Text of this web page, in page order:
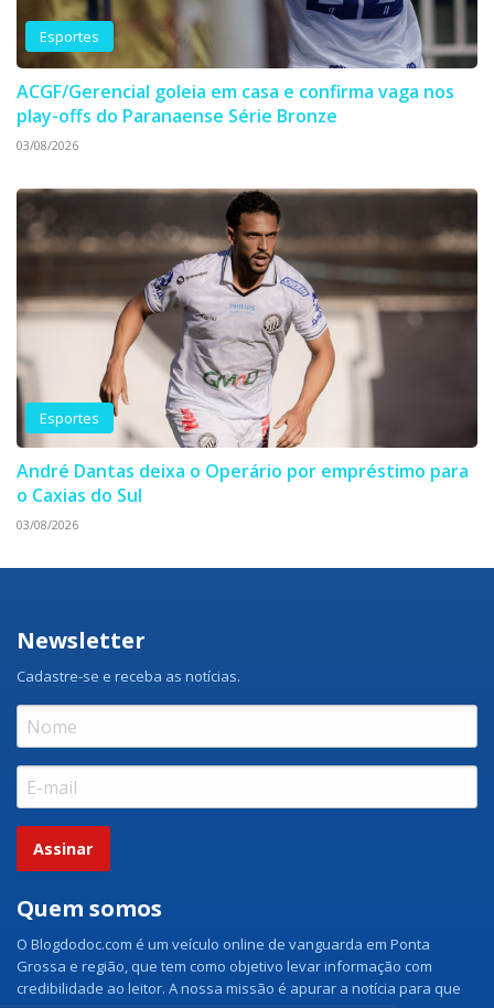
Esportes
ACGF/Gerencial goleia em casa e confirma vaga nos
play-offs do Paranaense Série Bronze
03/08/2026
Esportes
André Dantas deixa o Operário por empréstimo para
o Caxias do Sul
03/08/2026
Newsletter
Cadastre-se e receba as notícias.
Assinar
Quem somos
O Blogdodoc.com é um veículo online de vanguarda em Ponta
Grossa e região, que tem como objetivo levar informação com
credibilidade ao leitor. A nossa missão é apurar a notícia para que